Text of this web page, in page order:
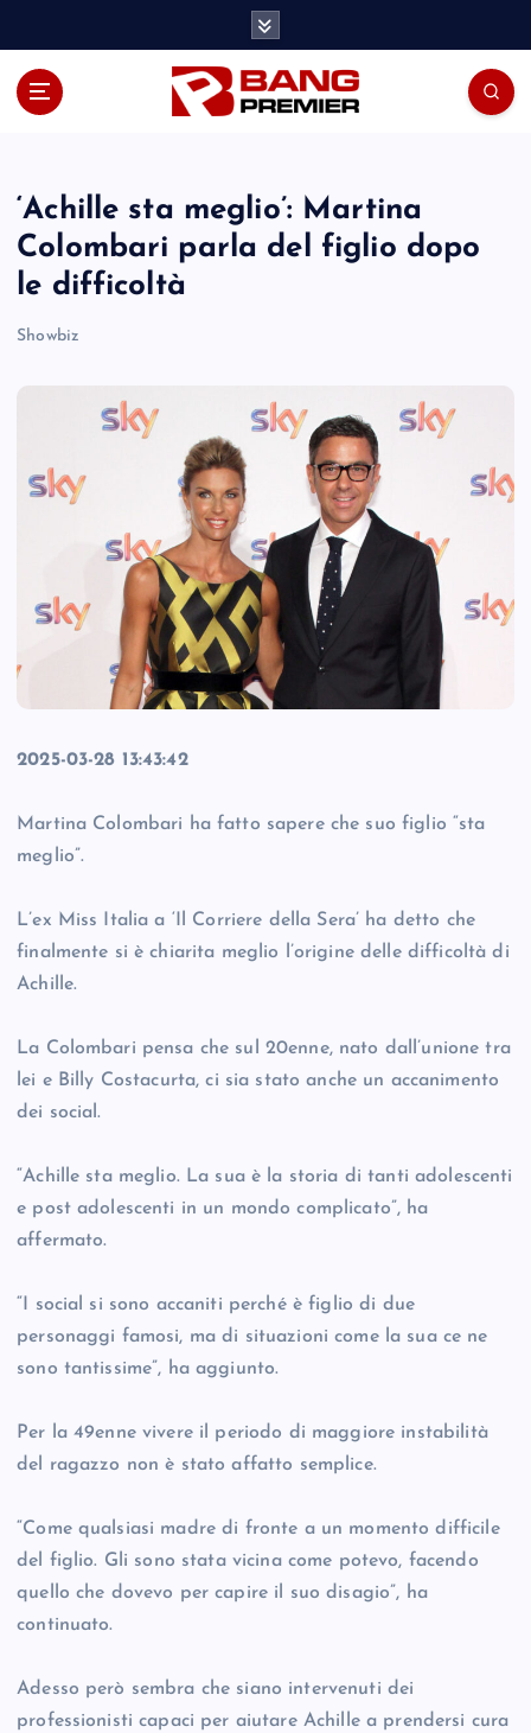
‘Achille sta meglio’: Martina
Colombari parla del figlio dopo
le difficoltà
Showbiz
2025-03-28 13:43:42
Martina Colombari ha fatto sapere che suo figlio “sta
meglio”.
L’ex Miss Italia a ‘Il Corriere della Sera’ ha detto che
finalmente si è chiarita meglio l’origine delle difficoltà di
Achille.
La Colombari pensa che sul 20enne, nato dall’unione tra
lei e Billy Costacurta, ci sia stato anche un accanimento
dei social.
“Achille sta meglio. La sua è la storia di tanti adolescenti
e post adolescenti in un mondo complicato”, ha
affermato.
“I social si sono accaniti perché è figlio di due
personaggi famosi, ma di situazioni come la sua ce ne
sono tantissime”, ha aggiunto.
Per la 49enne vivere il periodo di maggiore instabilità
del ragazzo non è stato affatto semplice.
“Come qualsiasi madre di fronte a un momento difficile
del figlio. Gli sono stata vicina come potevo, facendo
quello che dovevo per capire il suo disagio”, ha
continuato.
Adesso però sembra che siano intervenuti dei
professionisti capaci per aiutare Achille a prendersi cura